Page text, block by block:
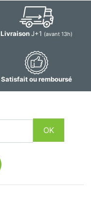
LivraisonJ+1 (avant 13h)
Satisfait ou remboursé
OK